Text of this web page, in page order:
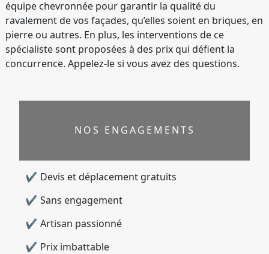
équipe chevronnée pour garantir la qualité du
ravalement de vos façades, qu’elles soient en briques, en
pierre ou autres. En plus, les interventions de ce
spécialiste sont proposées à des prix qui défient la
concurrence. Appelez-le si vous avez des questions.
NOS ENGAGEMENTS
Devis et déplacement gratuits
Sans engagement
Artisan passionné
Prix imbattable